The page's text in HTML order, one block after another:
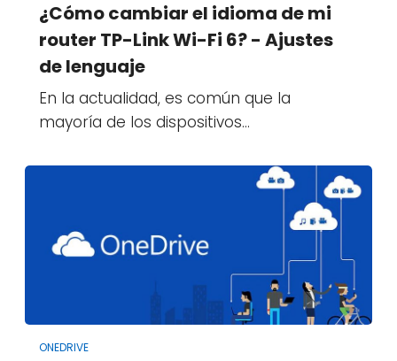
¿Cómo cambiar el idioma de mi
router TP-Link Wi-Fi 6? - Ajustes
de lenguaje
En la actualidad, es común que la
mayoría de los dispositivos…
ONEDRIVE